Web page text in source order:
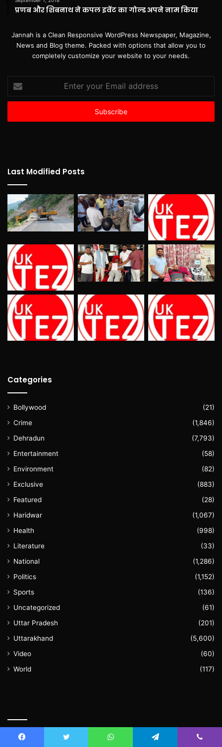
प्रणब और शिबनाथ ने कपल इवेंट का गोल्ड अपने नाम किया
Jannah is a Clean Responsive WordPress Newspaper, Magazine,
News and Blog theme. Packed with options that allow you to
completely customize your website to your needs.
Enter
your
Email
Last Modified Posts
Categories
Bollywood
(21)
Crime
(1,846)
Dehradun
(7,793)
Entertainment
(58)
Environment
(82)
Exclusive
(883)
Featured
(28)
Haridwar
(1,067)
Health
(998)
Literature
(33)
National
(1,286)
Politics
(1,152)
Sports
(136)
Uncategorized
(61)
Uttar Pradesh
(201)
Uttarakhand
(5,600)
Video
(60)
World
(117)
August 2026